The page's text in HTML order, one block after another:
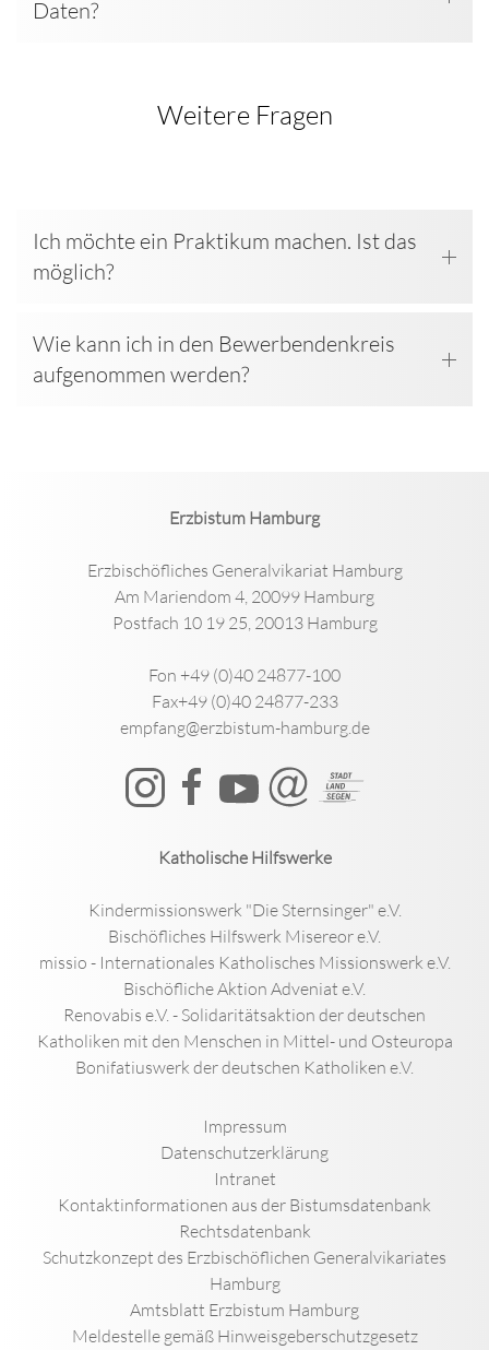
Daten?
Weitere Fragen
Ich möchte ein Praktikum machen. Ist das
möglich?
Wie kann ich in den Bewerbendenkreis
aufgenommen werden?
Erzbistum Hamburg
Erzbischöfliches Generalvikariat Hamburg
Am Mariendom 4, 20099 Hamburg
Postfach 10 19 25, 20013 Hamburg
Fon +49 (0)40 24877-100
Fax+49 (0)40 24877-233
empfang@erzbistum-hamburg.de
Katholische Hilfswerke
Kindermissionswerk "Die Sternsinger" e.V.
Bischöfliches Hilfswerk Misereor e.V.
missio - Internationales Katholisches Missionswerk e.V.
Bischöfliche Aktion Adveniat e.V.
Renovabis e.V. - Solidaritätsaktion der deutschen
Katholiken mit den Menschen in Mittel- und Osteuropa
Bonifatiuswerk der deutschen Katholiken e.V.
Impressum
Datenschutzerklärung
Intranet
Kontaktinformationen aus der Bistumsdatenbank
Rechtsdatenbank
Schutzkonzept des Erzbischöflichen Generalvikariates
Hamburg
Amtsblatt Erzbistum Hamburg
Meldestelle gemäß Hinweisgeberschutzgesetz